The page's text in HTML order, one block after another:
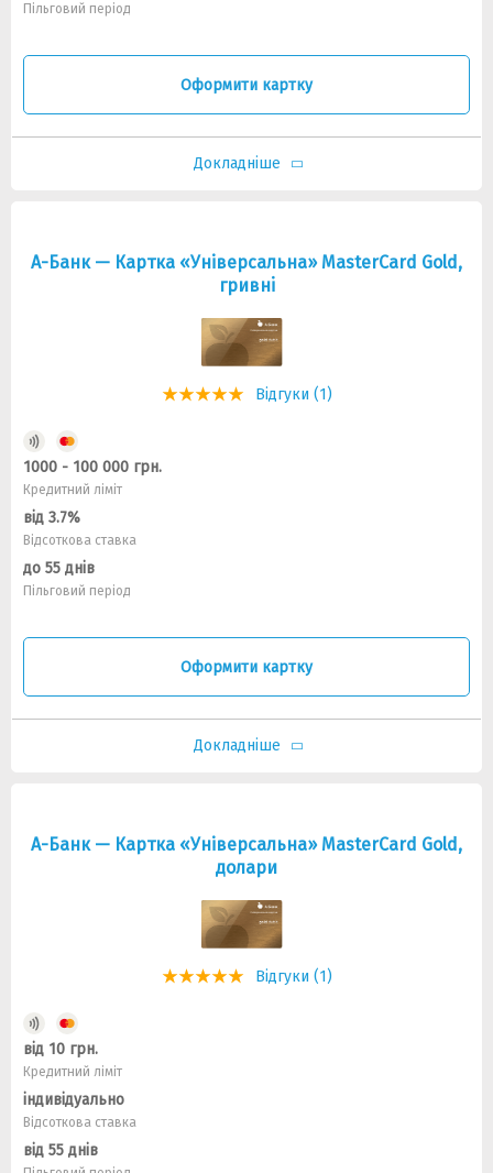
Пільговий період
Оформити картку
Докладніше
А-Банк — Картка «Універсальна» MasterCard Gold,
гривнi
Відгуки (1)
1000 - 100 000 грн.
Кредитний ліміт
від 3.7%
Відсоткова ставка
до 55 днів
Пільговий період
Оформити картку
Докладніше
А-Банк — Картка «Універсальна» MasterCard Gold,
долари
Відгуки (1)
від 10 грн.
Кредитний ліміт
індивідуально
Відсоткова ставка
від 55 днів